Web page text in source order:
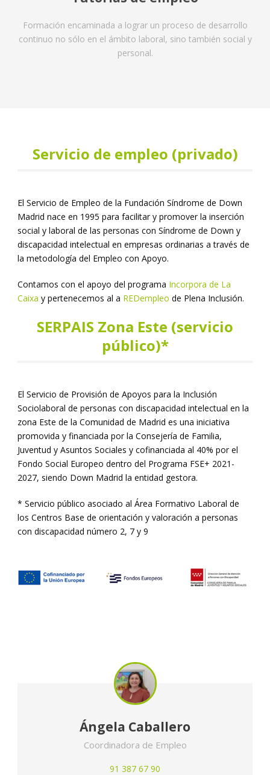
Formación encaminada a lograr un proceso de desarrollo
continuo no sólo en el ámbito laboral, sino también social y
personal.
Servicio de empleo (privado)
El Servicio de Empleo de la Fundación Síndrome de Down
Madrid nace en 1995 para facilitar y promover la inserción
social y laboral de las personas con Síndrome de Down y
discapacidad intelectual en empresas ordinarias a través de
la metodología del Empleo con Apoyo.
Contamos con el apoyo del programa Incorpora de La
Caixa y pertenecemos al a REDempleo de Plena Inclusión.
SERPAIS Zona Este (servicio
público)*
El Servicio de Provisión de Apoyos para la Inclusión
Sociolaboral de personas con discapacidad intelectual en la
zona Este de la Comunidad de Madrid es una iniciativa
promovida y financiada por la Consejería de Familia,
Juventud y Asuntos Sociales y cofinanciada al 40% por el
Fondo Social Europeo dentro del Programa FSE+ 2021-
2027, siendo Down Madrid la entidad gestora.
* Servicio público asociado al Área Formativo Laboral de
los Centros Base de orientación y valoración a personas
con discapacidad número 2, 7 y 9
Ángela Caballero
Coordinadora de Empleo
91 387 67 90